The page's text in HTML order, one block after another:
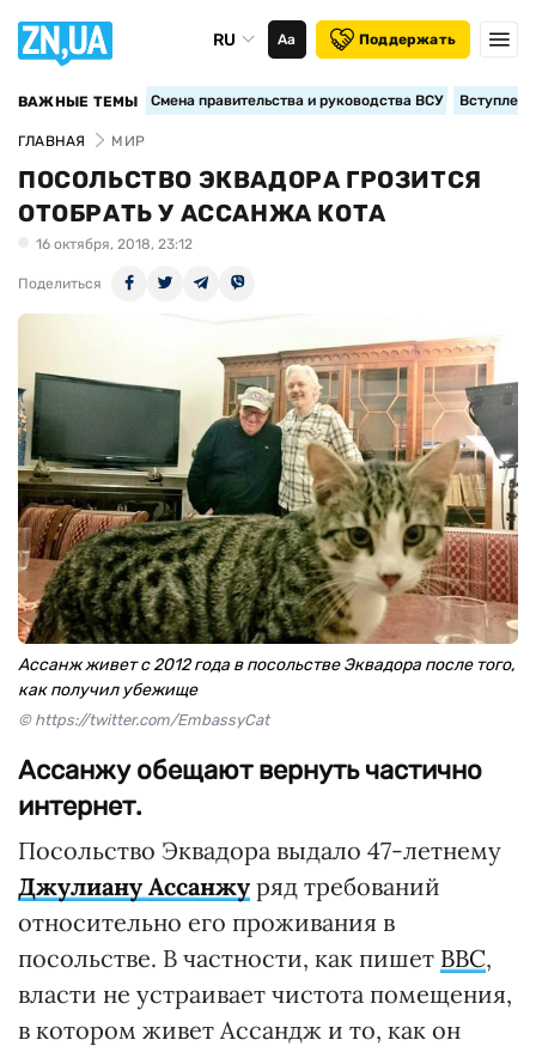
RU Аа Поддержать
ВАЖНЫЕ ТЕМЫ Смена правительства и руководства ВСУ
ГЛАВНАЯ МИР
ПОСОЛЬСТВО ЭКВАДОРА ГРОЗИТСЯ
ОТОБРАТЬ У АССАНЖА КОТА
16 октября, 2018, 23:12
Поделиться
Ассанж живет с 2012 года в посольстве Эквадора после того,
как получил убежище
© https://twitter.com/EmbassyCat
Ассанжу обещают вернуть частично
интернет.
Посольство Эквадора выдало 47-летнему
Джулиану Ассанжу ряд требований
относительно его проживания в
посольстве. В частности, как пишет ВВС,
власти не устраивает чистота помещения,
в котором живет Ассандж и то, как он